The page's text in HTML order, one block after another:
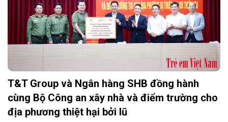
T&T Group và Ngân hàng SHB đồng hành
cùng Bộ Công an xây nhà và điểm trường cho
địa phương thiệt hại bởi lũ